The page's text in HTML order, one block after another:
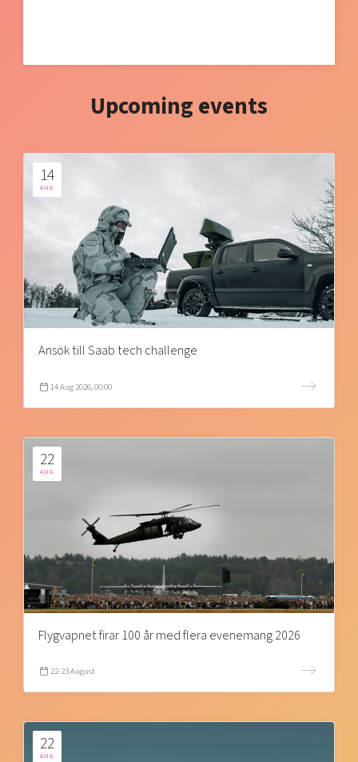
Upcoming events
14
AUG
Ansök till Saab tech challenge
14 Aug 2026, 00:00
22
AUG
Flygvapnet firar 100 år med flera evenemang 2026
22-23 August
22
AUG